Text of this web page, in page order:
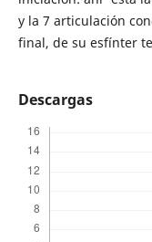
y la 7 articulación
final, de su esfínter
Descargas